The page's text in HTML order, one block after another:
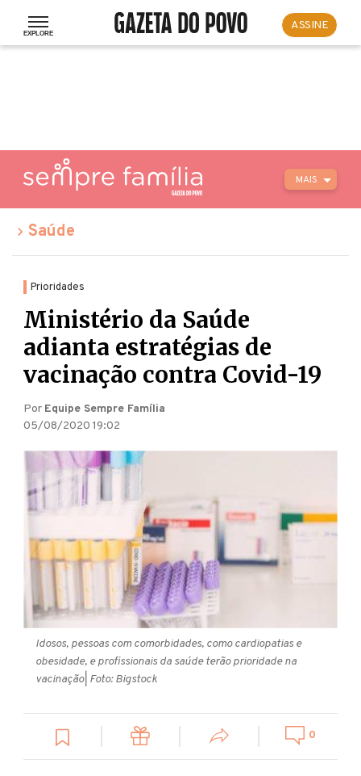
ASSINE
MAIS
Saúde
Prioridades
Ministério da Saúde
adianta estratégias de
vacinação contra Covid-19
Por Equipe Sempre Família
05/08/2020 19:02
Idosos, pessoas com comorbidades, como cardiopatias e
obesidade, e profissionais da saúde terão prioridade na
vacinação| Foto: Bigstock
0